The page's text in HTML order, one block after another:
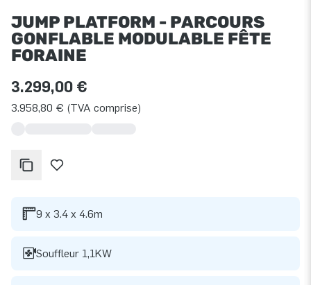
JUMP PLATFORM - PARCOURS
GONFLABLE MODULABLE FÊTE
FORAINE
3.299,00 €
3.958,80 € (TVA comprise)
9 x 3.4 x 4.6m
Souffleur 1,1KW